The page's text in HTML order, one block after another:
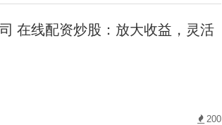
在线配资炒股：放大收益，灵活
200